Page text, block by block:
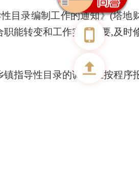
目录编制工作的通知》(塔地
职能转变和工作实际需要,及时
指导性目录的调整,应按程序